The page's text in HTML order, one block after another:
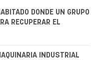
DONDE UN GRUPO
RECUPERAR EL
INDUSTRIAL